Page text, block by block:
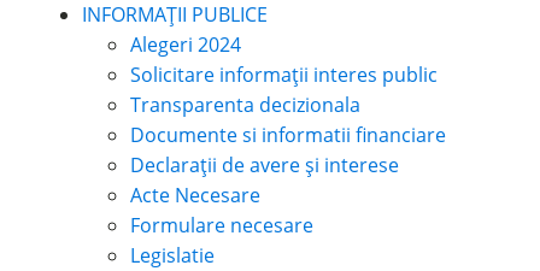
INFORMAȚII PUBLICE
Alegeri 2024
Solicitare informații interes public
Transparenta decizionala
Documente si informatii financiare
Declarații de avere și interese
Acte Necesare
Formulare necesare
Legislatie